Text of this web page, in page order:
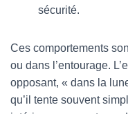
sécurité.
Ces comportements
ou dans l’entourage.
opposant, « dans la
qu’il tente souvent